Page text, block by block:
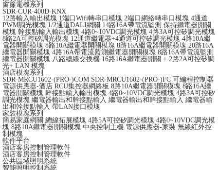
窗簾電機系列
SDR-CUR-400D-KNX
12路輸入輸出模塊 1端口Wifi轉串口模塊 2端口網絡轉串口模塊 4通道
PWM調光模塊 1/2通道DALI網關 14路16A帶電流監測 保持繼電器開關
模塊 幹接點輸入輸出模塊 4路0~10VDC調光模塊 4路3A可控矽調光模塊
8路2A可控矽調光模塊 12通道繼電器+4通道可控矽調光模塊 4路10A繼
電器開關模塊 8路10A繼電器開關模塊 8路16A繼電器開關模塊 20路16A
繼電器開關模塊 4路16A帶電流監測繼電器開關模塊 8路16A帶電流監測
繼電器開關模塊 八路總線交換機 16路16A繼電器開關 + 2路2A可控矽調
光+ LAN 模塊
酒店模塊系列
SDR-MRCU1602-(PRO-)COM SDR-MRCU1602-(PRO-)FC 可編程控制器
電源供應器-酒店 RCU集控器網絡板 8路10A繼電器開關模塊 8路16A繼
電器開關模塊 幹接點輸入輸出模塊 4路0~10VDC調光模塊 4路3A可控矽
調光模塊 繼電器輸出和幹接點輸入 繼電器輸出和幹接點輸入 繼電器輸
出和幹接點輸入 帶LAN接口模塊
家裝模塊系列
簡易家庭網關 總線拓展模塊 4路5A可控矽調光模塊 4路0~10VDC調光模
塊 8路10A繼電器開關模塊 中央控制主機 電源供應器-家裝 無線紅外控
制模塊
軟件平台
酒店客房控制管理軟件
酒店客房控制管理軟件
公共區域照明系統
智能照明控制系統